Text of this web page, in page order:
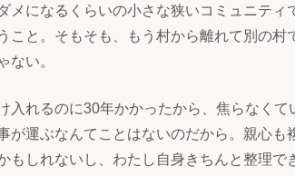
メになるくらいの小さな狭いコミュニテ
こと。そもそも、もう村から離れて別の
ない。
入れるのに30年かかったから、焦らなく
が運ぶなんてことはないのだから。親心も
もしれないし、わたし自身きちんと整理で